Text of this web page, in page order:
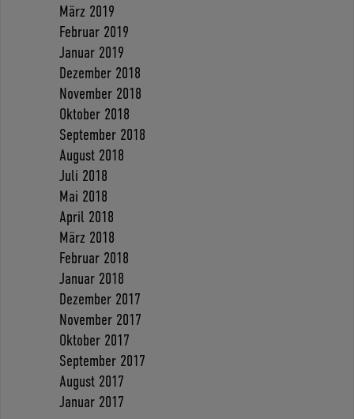
März 2019
Februar 2019
Januar 2019
Dezember 2018
November 2018
Oktober 2018
September 2018
August 2018
Juli 2018
Mai 2018
April 2018
März 2018
Februar 2018
Januar 2018
Dezember 2017
November 2017
Oktober 2017
September 2017
August 2017
Januar 2017